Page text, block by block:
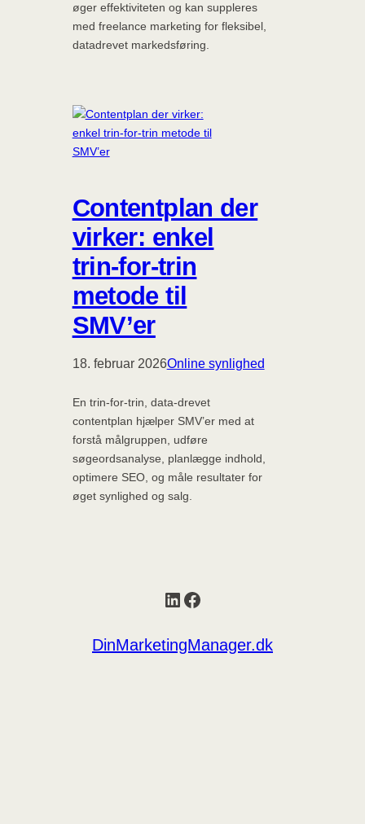
øger effektiviteten og kan suppleres
med freelance marketing for fleksibel,
datadrevet markedsføring.
Contentplan der
virker: enkel
trin-for-trin
metode til
SMV’er
18. februar 2026Online synlighed
En trin-for-trin, data-drevet
contentplan hjælper SMV’er med at
forstå målgruppen, udføre
søgeordsanalyse, planlægge indhold,
optimere SEO, og måle resultater for
øget synlighed og salg.
LinkedIn
Facebook
DinMarketingManager.dk